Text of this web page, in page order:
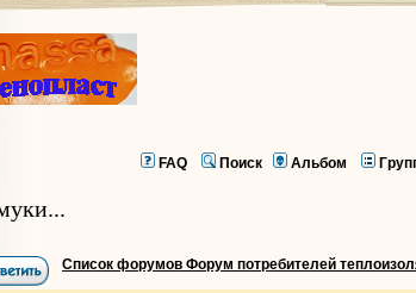
FAQ Поиск Альбом
Список форумов Форум потребителей